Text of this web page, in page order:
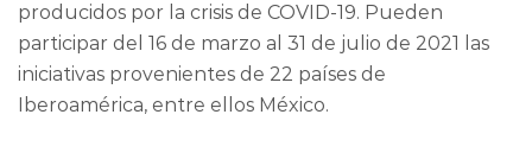
producidos por la crisis de COVID-19. Pueden
participar del 16 de marzo al 31 de julio de 2021 las
iniciativas provenientes de 22 países de
Iberoamérica, entre ellos México.